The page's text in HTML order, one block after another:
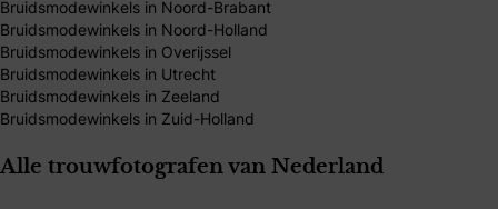
Bruidsmodewinkels in Noord-Brabant
Bruidsmodewinkels in Noord-Holland
Bruidsmodewinkels in Overijssel
Bruidsmodewinkels in Utrecht
Bruidsmodewinkels in Zeeland
Bruidsmodewinkels in Zuid-Holland
Alle trouwfotografen van Nederland